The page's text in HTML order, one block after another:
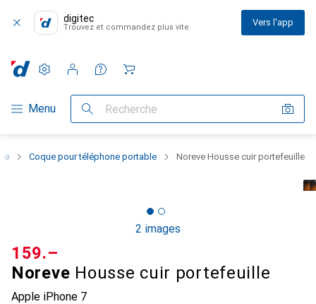
digitec
Trouvez et commandez plus vite Vers l'app
Navigation par catégorie
Menu Recherche
Paramètres
Compte client
Listes de comparaison
Listes d'envies
Panier
Coque pour téléphone portable Noreve Housse cuir portefeuille
2 images
Noreve Housse cuir portefeuille
Apple iPhone 7
CHF
159.–